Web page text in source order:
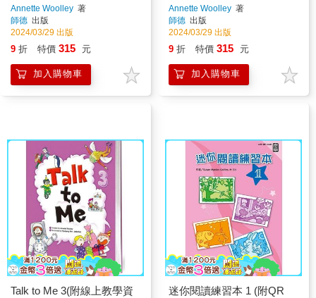
Annette Woolley 著
師德 出版
2024/03/29 出版
9 折 特價 315 元
加入購物車
Annette Woolley 著
師德 出版
2024/03/29 出版
9 折 特價 315 元
加入購物車
Talk to Me 3(附線上教學資
迷你閱讀練習本 1 (附QR